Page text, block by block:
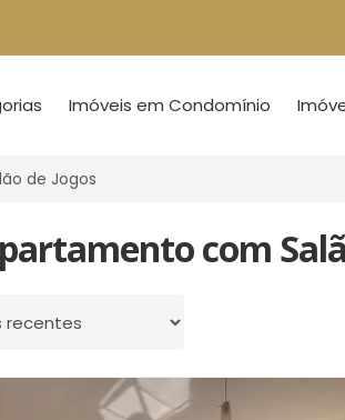
Imóveis em Condomínio
de Jogos
com
por